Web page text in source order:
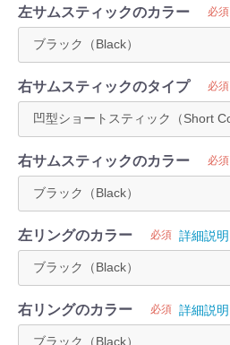
左サムスティックのカラー 必須
右サムスティックのタイプ 必須
右サムスティックのカラー 必須
左リングのカラー 必須 詳細説明
右リングのカラー 必須 詳細説明